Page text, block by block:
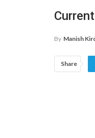
By Manish
Share